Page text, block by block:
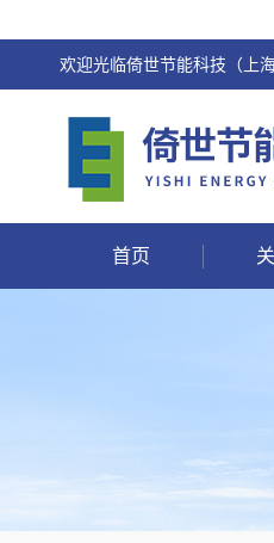
欢迎光临倚世节能科技（上
首页